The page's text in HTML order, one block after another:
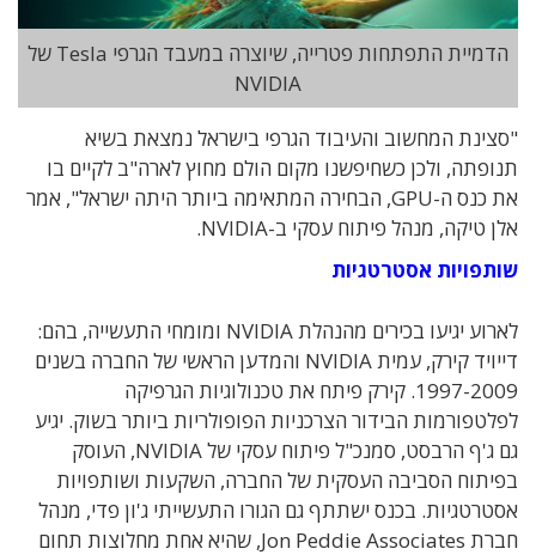
הדמיית התפתחות פטרייה, שיוצרה במעבד הגרפי Tesla של
NVIDIA
"סצינת המחשוב והעיבוד הגרפי בישראל נמצאת בשיא
תנופתה, ולכן כשחיפשנו מקום הולם מחוץ לארה"ב לקיים בו
את כנס ה-GPU, הבחירה המתאימה ביותר היתה ישראל", אמר
אלן טיקה, מנהל פיתוח עסקי ב-NVIDIA.
שותפויות אסטרטגיות
לארוע יגיעו בכירים מהנהלת NVIDIA ומומחי התעשייה, בהם:
דייויד קירק, עמית NVIDIA והמדען הראשי של החברה בשנים
1997-2009. קירק פיתח את טכנולוגיות הגרפיקה
לפלטפורמות הבידור הצרכניות הפופולריות ביותר בשוק. יגיע
גם ג'ף הרבסט, סמנכ"ל פיתוח עסקי של NVIDIA, העוסק
בפיתוח הסביבה העסקית של החברה, השקעות ושותפויות
אסטרטגיות. בכנס ישתתף גם הגורו התעשייתי ג'ון פדי, מנהל
חברת Jon Peddie Associates, שהיא אחת מחלוצות תחום